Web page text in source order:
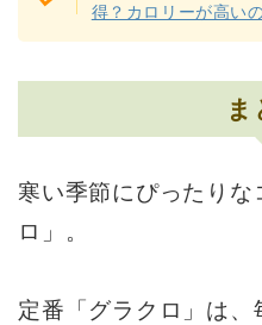
得？カロリーが高い
ま
寒い季節にぴったりな
ロ」。
定番「グラクロ」は、